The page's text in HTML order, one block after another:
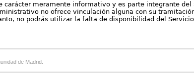
carácter meramente informativo y es parte integrante
no ofrece vinculación alguna con su
no podrás utilizar la falta de disponibilidad del
de Madrid.